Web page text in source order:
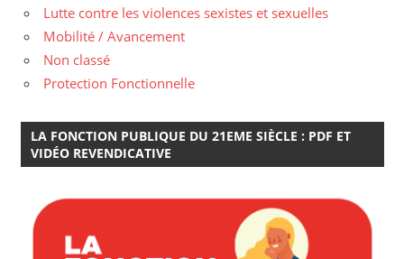
Lutte contre les violences sexistes et sexuelles
Mobilité / Avancement
Non classé
Protection Fonctionnelle
LA FONCTION PUBLIQUE DU 21EME SIÈCLE : PDF ET
VIDÉO REVENDICATIVE